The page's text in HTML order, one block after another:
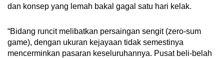
dan konsep yang lemah bakal gagal satu hari kelak.
“Bidang runcit melibatkan persaingan sengit (zero-sum
game), dengan ukuran kejayaan tidak semestinya
mencerminkan pasaran keseluruhannya. Pusat beli-belah